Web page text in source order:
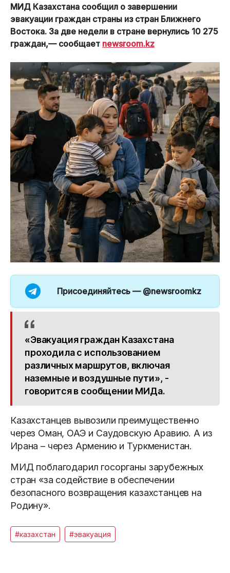
МИД Казахстана сообщил о завершении
эвакуации граждан страны из стран Ближнего
Востока. За две недели в стране вернулись 10 275
граждан,— сообщает newsroom.kz
Присоединяйтесь — @newsroomkz
«Эвакуация граждан Казахстана
проходила с использованием
различных маршрутов, включая
наземные и воздушные пути», -
говорится в сообщении МИДа.
Казахстанцев вывозили преимущественно
через Оман, ОАЭ и Саудовскую Аравию. А из
Ирана – через Армению и Туркменистан.
МИД поблагодарил госорганы зарубежных
стран «за содействие в обеспечении
безопасного возвращения казахстанцев на
Родину».
#казахстан #эвакуация